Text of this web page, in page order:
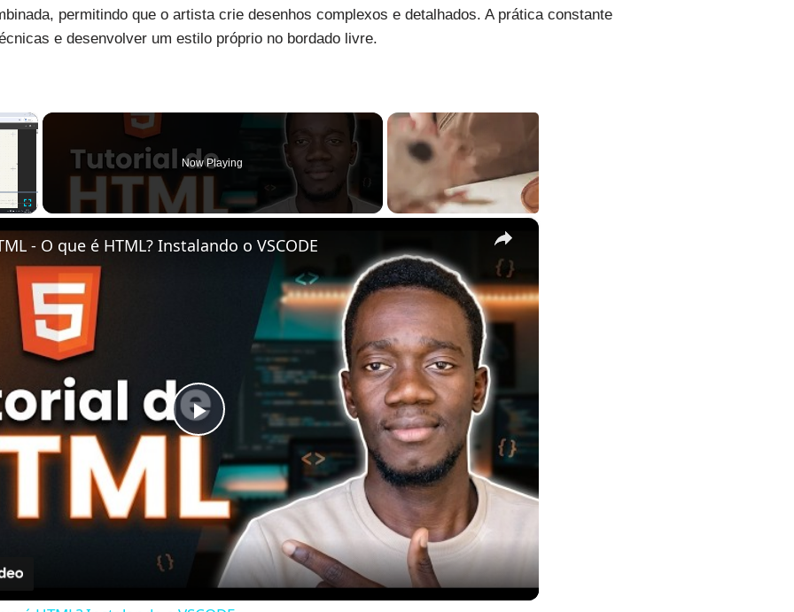
permitindo que o artista crie desenhos complexos e detalhados. A prática constante
e desenvolver um estilo próprio no bordado livre.
×
Now Playing
×
Play
Video
- O que é HTML? Instalando o VSCODE